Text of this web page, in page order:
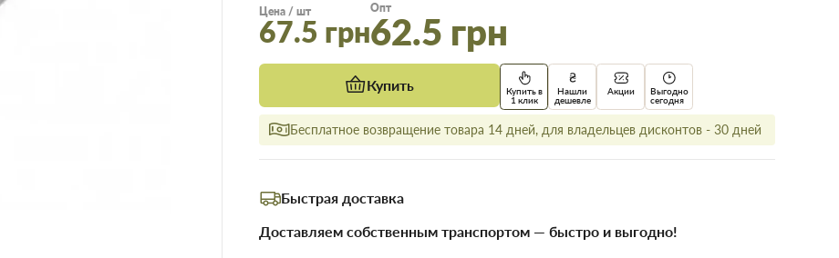
Цена / шт
67.5 грн
Опт
62.5 грн
Купить
Купить в
1 клик
Нашли
дешевле
Акции
Выгодно
сегодня
Бесплатное возвращение товара 14 дней, для владельцев дисконтов - 30 дней
Быстрая доставка
Доставляем собственным транспортом — быстро и выгодно!